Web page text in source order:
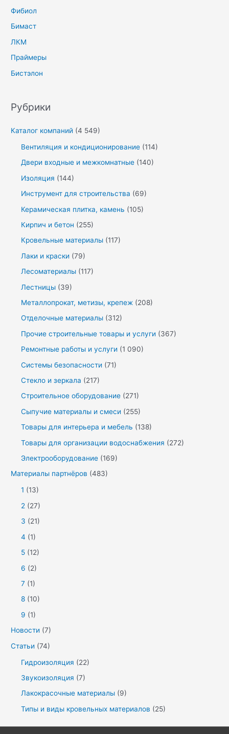
Фибиол
Бимаст
ЛКМ
Праймеры
Бистэлон
Рубрики
Каталог компаний (4 549)
Вентиляция и кондиционирование (114)
Двери входные и межкомнатные (140)
Изоляция (144)
Инструмент для строительства (69)
Керамическая плитка, камень (105)
Кирпич и бетон (255)
Кровельные материалы (117)
Лаки и краски (79)
Лесоматериалы (117)
Лестницы (39)
Металлопрокат, метизы, крепеж (208)
Отделочные материалы (312)
Прочие строительные товары и услуги (367)
Ремонтные работы и услуги (1 090)
Системы безопасности (71)
Стекло и зеркала (217)
Строительное оборудование (271)
Сыпучие материалы и смеси (255)
Товары для интерьера и мебель (138)
Товары для организации водоснабжения (272)
Электрооборудование (169)
Материалы партнёров (483)
1 (13)
2 (27)
3 (21)
4 (1)
5 (12)
6 (2)
7 (1)
8 (10)
9 (1)
Новости (7)
Статьи (74)
Гидроизоляция (22)
Звукоизоляция (7)
Лакокрасочные материалы (9)
Типы и виды кровельных материалов (25)